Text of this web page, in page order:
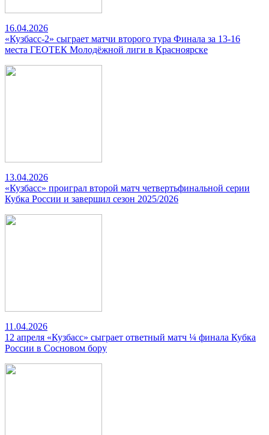
16.04.2026
«Кузбасс-2» сыграет матчи второго тура Финала за 13-16
места ГЕОТЕК Молодёжной лиги в Красноярске
13.04.2026
«Кузбасс» проиграл второй матч четвертьфинальной серии
Кубка России и завершил сезон 2025/2026
11.04.2026
12 апреля «Кузбасс» сыграет ответный матч ¼ финала Кубка
России в Сосновом бору